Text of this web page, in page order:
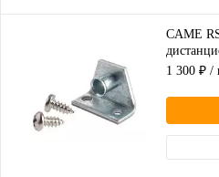
CAME
1 300 ₽ /